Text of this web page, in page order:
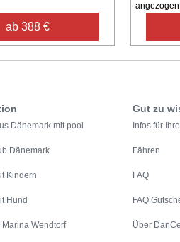
ab 388 €
Dänemark mit pool
Dänemark
Kindern
Hund
Wendtorf
Gut zu
Infos für
Fähren
FAQ
FAQ
Über